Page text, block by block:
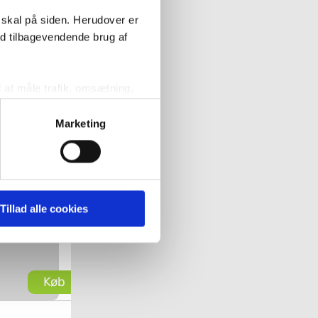
på siden. Herudover er
tilbagevendende brug af
kan du se hvilke
cookies. Du har
det ligeledes muligt, at
Marketing
Tillad alle cookies
Køb
køkkenvask
-
Køb